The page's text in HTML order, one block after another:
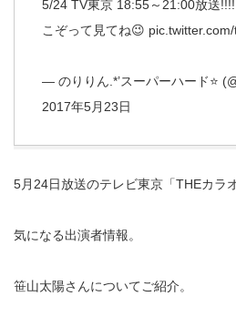
5/24 TV東京 18:55～21:00放送!!!!
こぞって見てね😉
— のりりん.*’スーパーハード⭐
2017年5月23日
5月24日放送のテレビ東京「THEカラ
気になる出演者情報。
笹山太陽さんについてご紹介。